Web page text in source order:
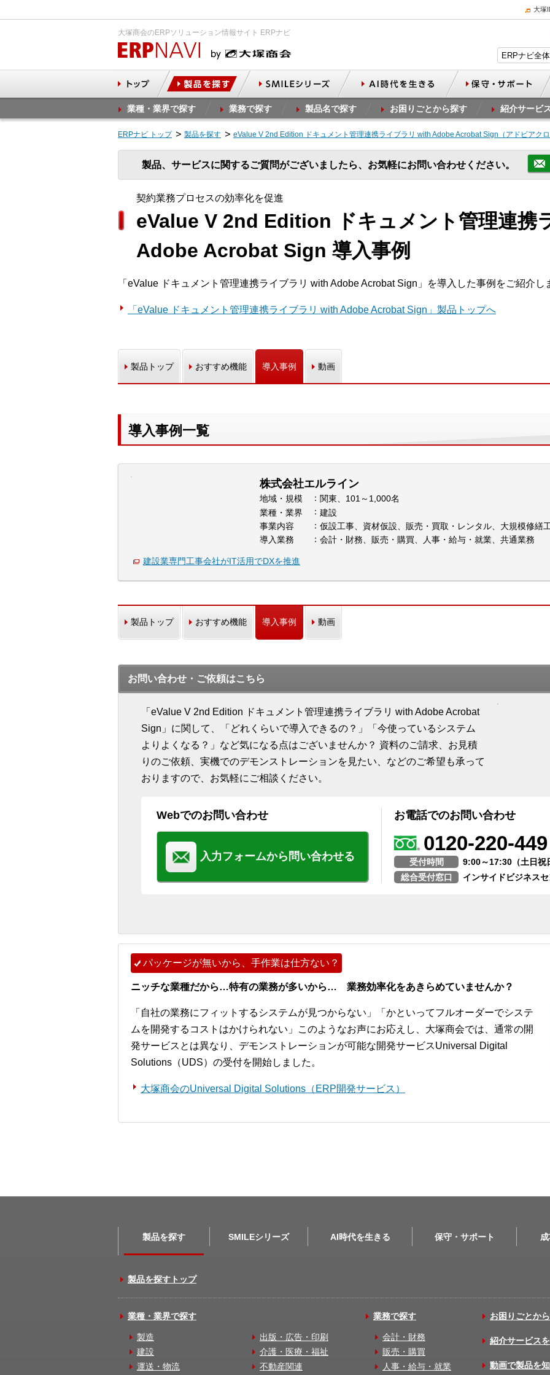
大塚
大塚商会のERPソリューション情報サイト ERPナビ
業種・業界で探す 業務で探す 製品名で探す お困りごとから探す 紹介サービ
ERPナビ トップ 製品を探す eValue V 2nd Edition ドキュメント管理連携ライブラリ with Adobe Acrobat Sign（アドビアクロ
製品、サービスに関するご質問がございましたら、お気軽にお問い合わせください。
契約業務プロセスの効率化を促進
eValue V 2nd Edition ドキュメント管理連携
Adobe Acrobat Sign 導入事例
「eValue ドキュメント管理連携ライブラリ with Adobe Acrobat Sign」を導入した事例をご紹介し
「eValue ドキュメント管理連携ライブラリ with Adobe Acrobat Sign」製品トップへ
製品トップ おすすめ機能 導入事例 動画
導入事例一覧
株式会社エルライン
地域・規模
関東、101～1,000名
業種・業界
建設
事業内容
仮設工事、資材仮設、販売・買取・レンタル、大規模修繕
導入業務
会計・財務、販売・購買、人事・給与・就業、共通業務
建設業専門工事会社がIT活用でDXを推進
製品トップ おすすめ機能 導入事例 動画
お問い合わせ・ご依頼はこちら
「eValue V 2nd Edition ドキュメント管理連携ライブラリ with Adobe Acrobat
Sign」に関して、「どれくらいで導入できるの？」「今使っているシステム
よりよくなる？」など気になる点はございませんか？ 資料のご請求、お見積
りのご依頼、実機でのデモンストレーションを見たい、などのご希望も承って
おりますので、お気軽にご相談ください。
Webでのお問い合わせ
入力フォームから問い合わせる
お電話でのお問い合わせ
0120-220-449
受付時間
9:00～17:30（土日祝
総合受付窓口
インサイドビジネス
パッケージが無いから、手作業は仕方ない？
ニッチな業種だから…特有の業務が多いから… 業務効率化をあきらめていませんか？
「自社の業務にフィットするシステムが見つからない」「かといってフルオーダーでシステ
ムを開発するコストはかけられない」このようなお声にお応えし、大塚商会では、通常の開
発サービスとは異なり、デモンストレーションが可能な開発サービスUniversal Digital
Solutions（UDS）の受付を開始しました。
大塚商会のUniversal Digital Solutions（ERP開発サービス）
製品を探す SMILEシリーズ AI時代を生きる 保守・サポート
製品を探すトップ
業種・業界で探す
製造
建設
運送・物流
出版・広告・印刷
介護・医療・福祉
不動産関連
業務で探す
会計・財務
販売・購買
人事・給与・就業
お困りごとか
紹介サービス
動画で製品を